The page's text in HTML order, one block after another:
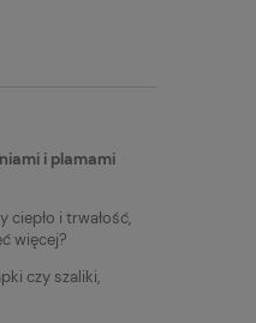
i plamami
ciepło i trwałość,
więcej?
czy szaliki,